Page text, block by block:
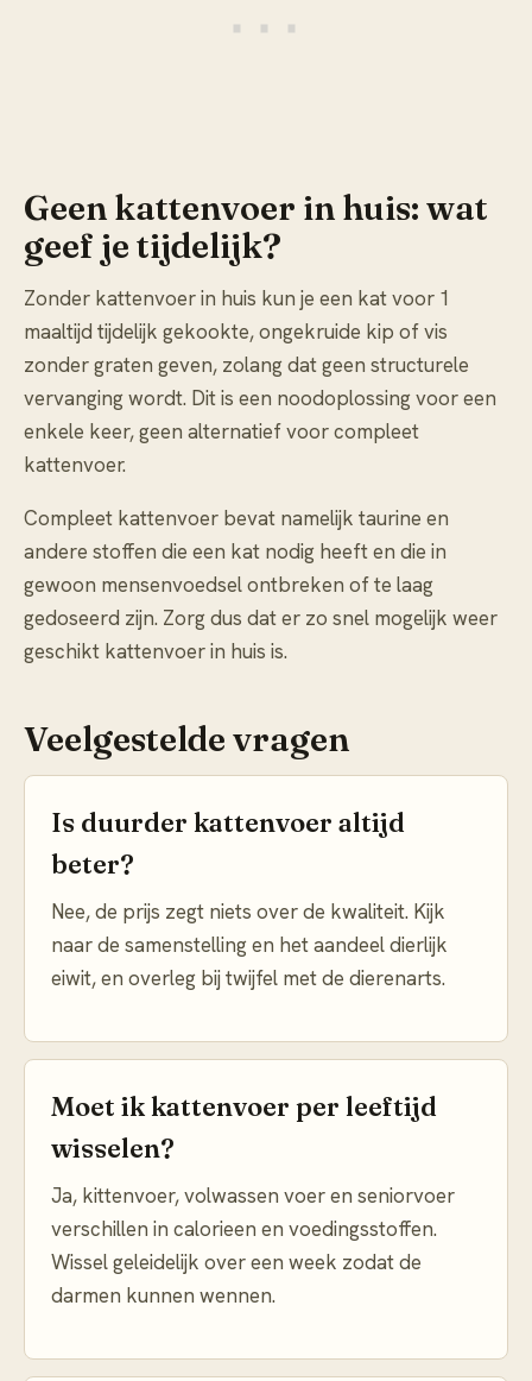
Geen kattenvoer in huis: wat
geef je tijdelijk?
Zonder kattenvoer in huis kun je een kat voor 1
maaltijd tijdelijk gekookte, ongekruide kip of vis
zonder graten geven, zolang dat geen structurele
vervanging wordt. Dit is een noodoplossing voor een
enkele keer, geen alternatief voor compleet
kattenvoer.
Compleet kattenvoer bevat namelijk taurine en
andere stoffen die een kat nodig heeft en die in
gewoon mensenvoedsel ontbreken of te laag
gedoseerd zijn. Zorg dus dat er zo snel mogelijk weer
geschikt kattenvoer in huis is.
Veelgestelde vragen
Is duurder kattenvoer altijd
beter?
Nee, de prijs zegt niets over de kwaliteit. Kijk
naar de samenstelling en het aandeel dierlijk
eiwit, en overleg bij twijfel met de dierenarts.
Moet ik kattenvoer per leeftijd
wisselen?
Ja, kittenvoer, volwassen voer en seniorvoer
verschillen in calorieen en voedingsstoffen.
Wissel geleidelijk over een week zodat de
darmen kunnen wennen.